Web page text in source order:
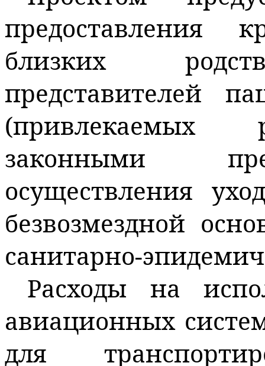
предоставления
близких
представителей
(привлекаемых
законными
осуществления
безвозмездной
санитарно-
Расходы на
авиационных
для